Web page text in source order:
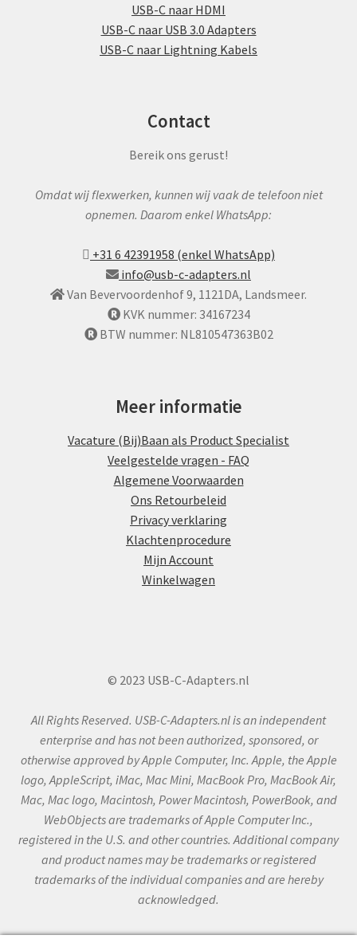
USB-C naar HDMI
USB-C naar USB 3.0 Adapters
USB-C naar Lightning Kabels
Contact
Bereik ons gerust!
Omdat wij flexwerken, kunnen wij vaak de telefoon niet
opnemen. Daarom enkel WhatsApp:
+31 6 42391958 (enkel WhatsApp)
info@usb-c-adapters.nl
Van Bevervoordenhof 9, 1121DA, Landsmeer.
KVK nummer: 34167234
BTW nummer: NL810547363B02
Meer informatie
Vacature (Bij)Baan als Product Specialist
Veelgestelde vragen - FAQ
Algemene Voorwaarden
Ons Retourbeleid
Privacy verklaring
Klachtenprocedure
Mijn Account
Winkelwagen
© 2023 USB-C-Adapters.nl
All Rights Reserved. USB-C-Adapters.nl is an independent
enterprise and has not been authorized, sponsored, or
otherwise approved by Apple Computer, Inc. Apple, the Apple
logo, AppleScript, iMac, Mac Mini, MacBook Pro, MacBook Air,
Mac, Mac logo, Macintosh, Power Macintosh, PowerBook, and
WebObjects are trademarks of Apple Computer Inc.,
registered in the U.S. and other countries. Additional company
and product names may be trademarks or registered
trademarks of the individual companies and are hereby
acknowledged.